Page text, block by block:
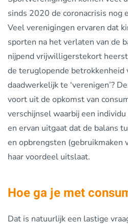
sinds 2020 de coronacrisis nog
Veel verenigingen ervaren dat
sporten na het verlaten van de
nijpend vrijwilligerstekort
de teruglopende betrokkenheid
daadwerkelijk te ‘verenigen’?
voort uit de opkomst van
verschijnsel waarbij een
en ervan uitgaat dat de balans
en opbrengsten (gebruikmaken
haar voordeel uitslaat.
Hoe ga je met
Dat is natuurlijk een lastige